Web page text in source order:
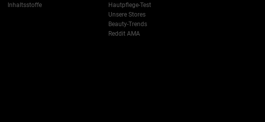
Inhaltsstoffe
Hautpflege-Test
Unsere Stores
Beauty-Trends
Reddit AMA